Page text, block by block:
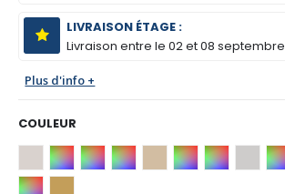
LIVRAISON ÉTAGE :
Livraison entre le02 et 08 septembre
Plus d'info +
COULEUR